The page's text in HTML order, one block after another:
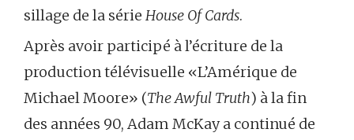
sillage de la série House Of Cards.
Après avoir participé à l’écriture de la
production télévisuelle «L’Amérique de
Michael Moore» (The Awful Truth) à la fin
des années 90, Adam McKay a continué de